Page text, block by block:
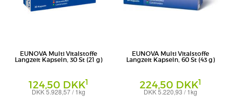
EUNOVA Multi Vitalstoffe
Langzeit Kapseln, 30 St (21 g)
124,50 DKK1
DKK 5.928,57 / 1kg
EUNOVA Multi Vitalstoffe
Langzeit Kapseln, 60 St (43 g)
224,50 DKK1
DKK 5.220,93 / 1kg